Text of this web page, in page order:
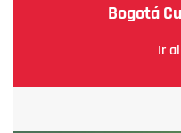
Bogotá
Ir